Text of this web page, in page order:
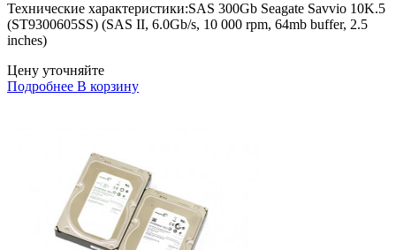
Технические характеристики:SAS 300Gb Seagate Savvio 10K.5
(ST9300605SS) (SAS II, 6.0Gb/s, 10 000 rpm, 64mb buffer, 2.5
inches)
Цену уточняйте
Подробнее В корзину